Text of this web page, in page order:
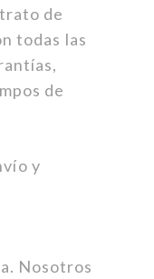
de
todas las
de
y
Nosotros